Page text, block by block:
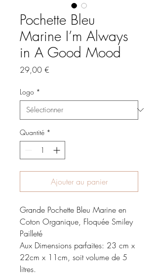
Pochette Bleu
Marine I’m Always
in A Good Mood
29,00 €
Logo *
Quantité *
Ajouter au panier
Grande Pochette Bleu Marine en
Coton Organique, Floquée Smiley
Pailleté
Aux Dimensions parfaites: 23 cm x
22cm x 11cm, soit volume de 5
litres.